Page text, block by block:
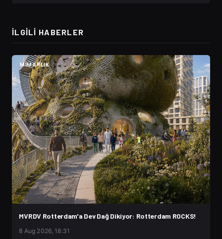
İLGILI HABERLER
MIMARLIK
MVRDV Rotterdam'a Dev Dağ Dikiyor: Rotterdam ROCKS!
8 Aug 2026, 18:31